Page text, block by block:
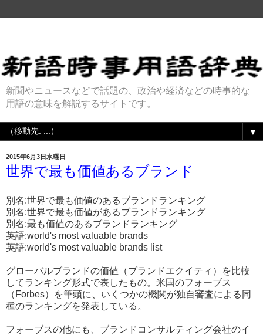
新聞やニュースなどで話題の、政治や経済などの時事的な
用語の意味を解説するサイトです。
▼
2015年6月3日水曜日
世界で最も価値あるブランド
別名:世界で最も価値のあるブランドランキング
別名:世界で最も価値があるブランドランキング
別名:最も価値のあるブランドランキング
英語:world's most valuable brands
英語:world's most valuable brands list
グローバルブランドの価値（ブランドエクイティ）を比較
してランキング形式で表したもの。米国のフォーブス
（Forbes）を筆頭に、いくつかの機関が独自審査による同
種のランキングを発表している。
フォーブスの他にも、ブランドコンサルティング会社のイ